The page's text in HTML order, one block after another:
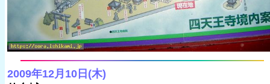
2009年12月10日(木)